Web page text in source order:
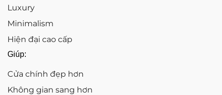
Luxury
Minimalism
Hiện đại cao cấp
Giúp:
Cửa chính đẹp hơn
Không gian sang hơn